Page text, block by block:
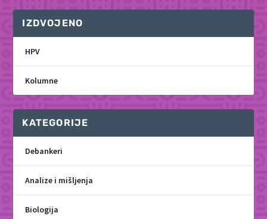
IZDVOJENO
HPV
Kolumne
KATEGORIJE
Debankeri
Analize i mišljenja
Biologija